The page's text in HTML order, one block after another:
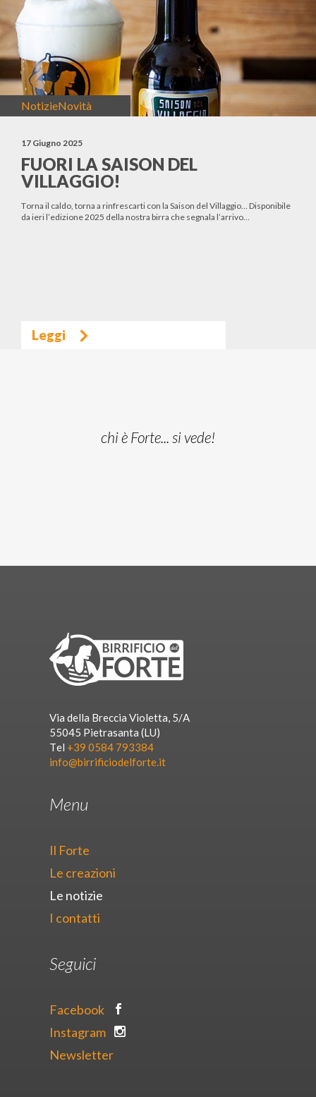
NotizieNovità
17 Giugno 2025
FUORI LA SAISON DEL
VILLAGGIO!
Torna il caldo, torna a rinfrescarti con la Saison del Villaggio… Disponibile
da ieri l’edizione 2025 della nostra birra che segnala l’arrivo…
Leggi
chi è Forte... si vede!
Via della Breccia Violetta, 5/A
55045 Pietrasanta (LU)
Tel +39 0584 793384
info@birrificiodelforte.it
Menu
Il Forte
Le creazioni
Le notizie
I contatti
Seguici
Facebook
Instagram
Newsletter